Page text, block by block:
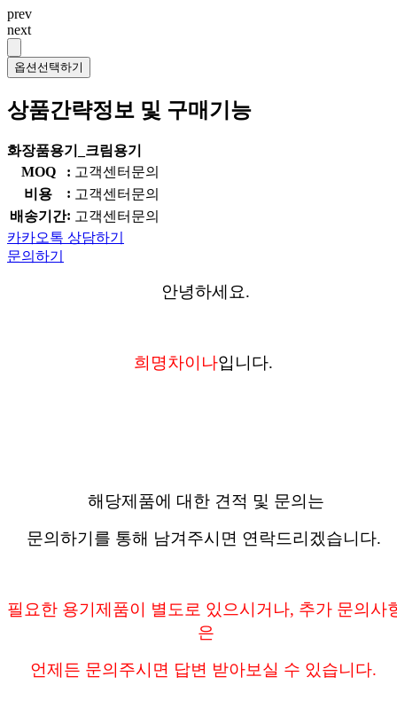
prev
next
옵션선택하기
상품간략정보 및 구매기능
화장품용기_크림용기
MOQ
: 고객센터문의
비용
: 고객센터문의
배송기간: 고객센터문의
카카오톡 상담하기
문의하기
안녕하세요.
희명차이나입니다.
해당제품에 대한 견적 및 문의는
문의하기를 통해 남겨주시면 연락드리겠습니다.
필요한 용기제품이 별도로 있으시거나, 추가 문의사
은
언제든 문의주시면 답변 받아보실 수 있습니다.